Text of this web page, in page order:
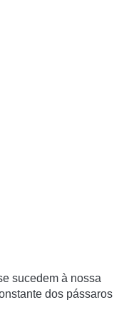
sucedem à nossa
dos pássaros